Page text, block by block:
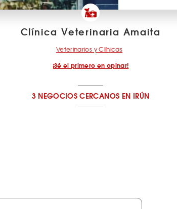
Clínica Veterinaria Amaita
Veterinarios y Clínicas
¡Sé el primero en opinar!
3 NEGOCIOS CERCANOS EN IRÚN